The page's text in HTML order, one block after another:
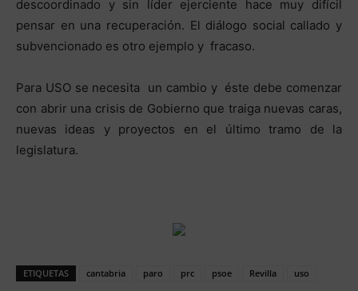
descoordinado y sin líder ejerciente hace muy difícil
pensar en una recuperación. El diálogo social callado y
subvencionado es otro ejemplo y fracaso.
Para USO se necesita un cambio y éste debe comenzar
con abrir una crisis de Gobierno que traiga nuevas caras,
nuevas ideas y proyectos en el último tramo de la
legislatura.
ETIQUETAS cantabria paro prc psoe Revilla uso